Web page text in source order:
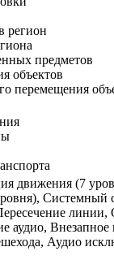
регион
предметов
объектов
перемещения
движения (7
Системный
аудио,
Аудио